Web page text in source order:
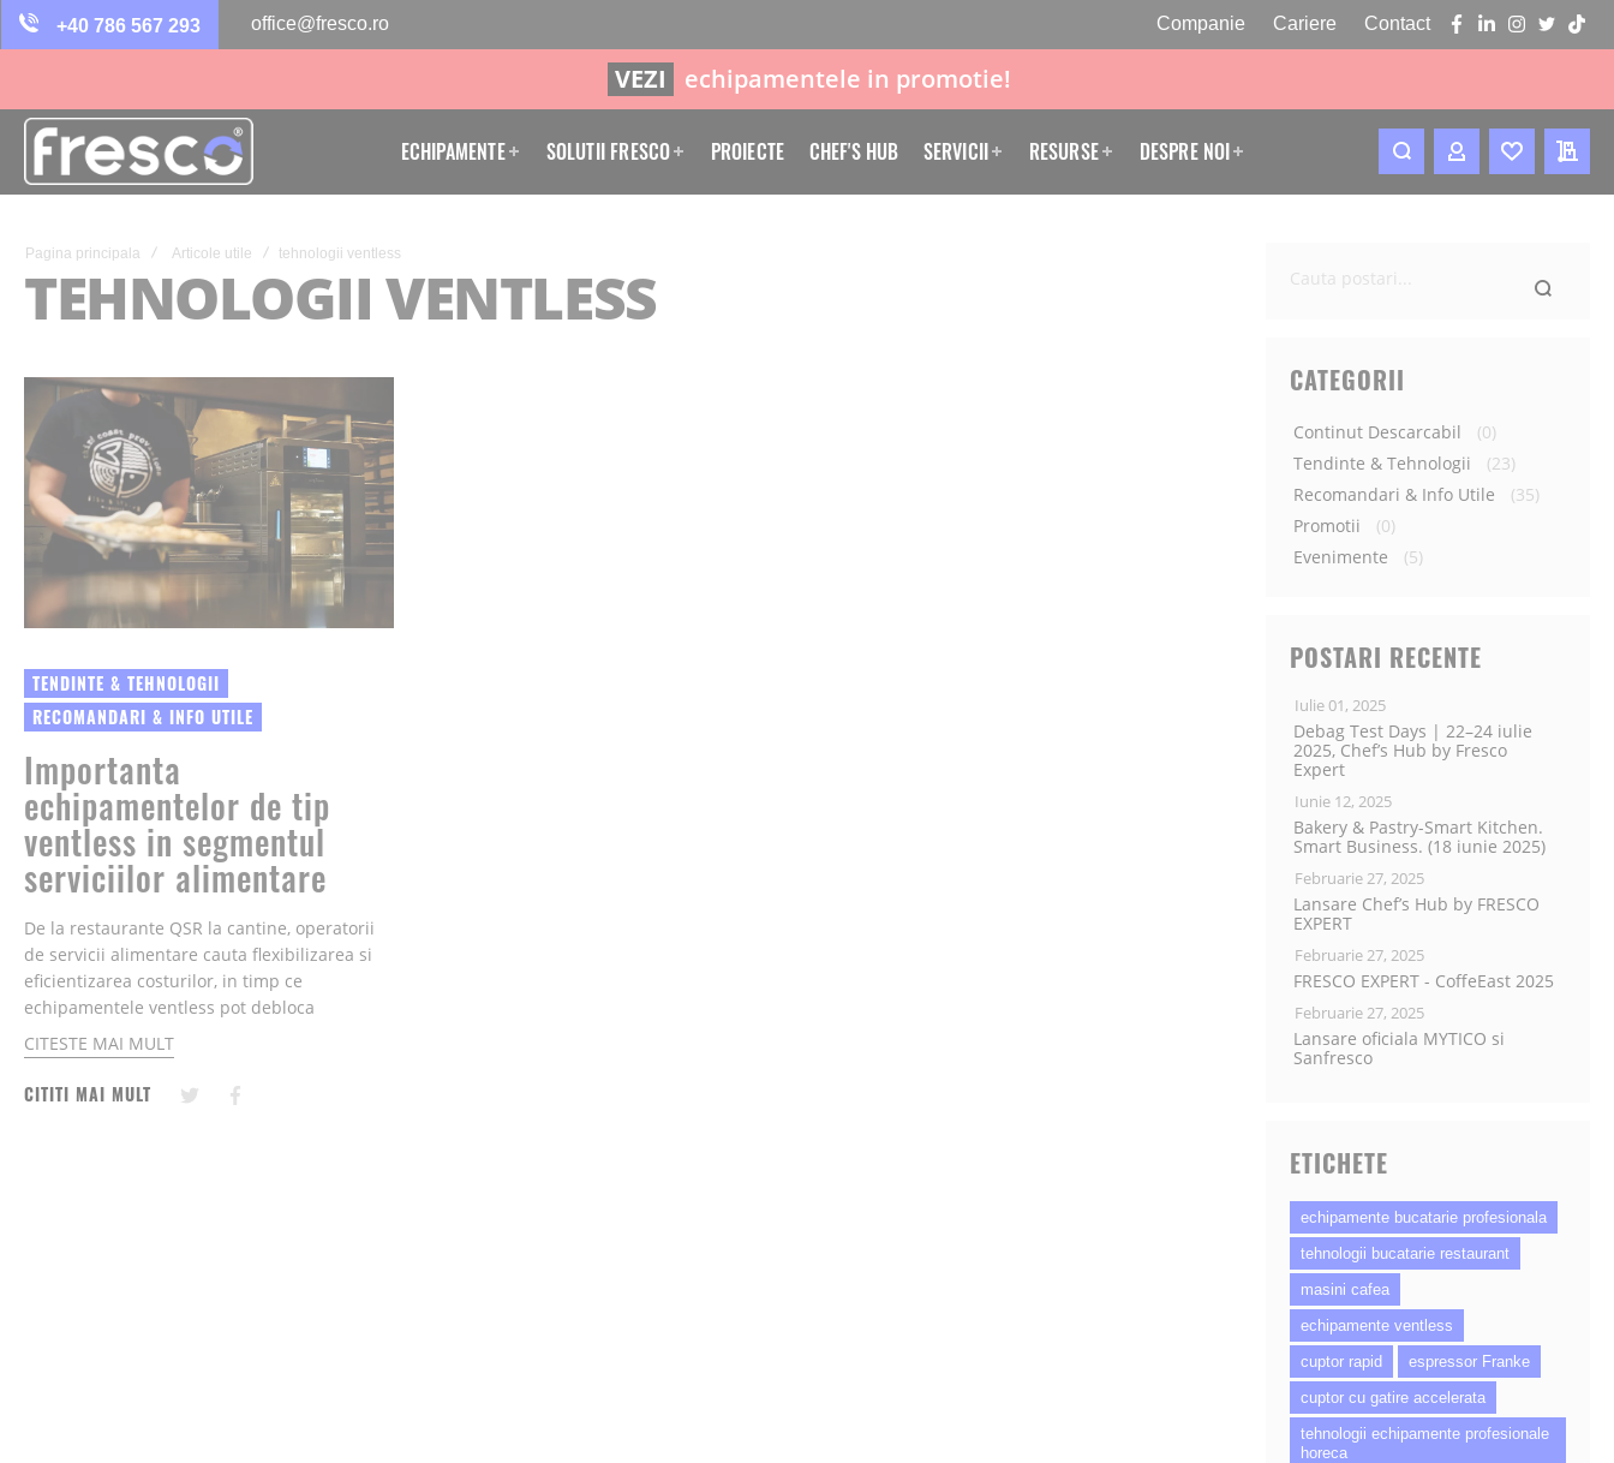
+40 786 567 293 office@fresco.ro Companie Cariere Contact
facebook
linkedin
instagram
twitter
VEZI echipamentele in promotie!
ECHIPAMENTE SOLUTII FRESCO PROIECTE CHEF'S HUB SERVICII RESURSE DESPRE NOI CONTUL MEUWISHLIST
Pagina principala Articole utile tehnologii ventless
TEHNOLOGII VENTLESS
TENDINTE & TEHNOLOGII
RECOMANDARI & INFO UTILE
Importanta
echipamentelor de tip
ventless in segmentul
serviciilor alimentare
De la restaurante QSR la cantine, operatorii
de servicii alimentare cauta flexibilizarea si
eficientizarea costurilor, in timp ce
echipamentele ventless pot debloca
potentialul de extindere si pot reduce
barierele operationale...
CITESTE MAI MULT
CITITI MAI MULT
Ce
CATEGORII
Continut Descarcabil
(0)
Tendinte & Tehnologii
(23)
Recomandari & Info Utile
(35)
Promotii
(0)
Evenimente
(5)
POSTARI RECENTE
Iulie 01, 2025
Debag Test Days | 22–24 iulie
2025, Chef’s Hub by Fresco
Expert
Iunie 12, 2025
Bakery & Pastry-Smart Kitchen.
Smart Business. (18 iunie 2025)
Februarie 27, 2025
Lansare Chef’s Hub by FRESCO
EXPERT
Februarie 27, 2025
FRESCO EXPERT - CoffeEast 2025
Februarie 27, 2025
Lansare oficiala MYTICO si
Sanfresco
ETICHETE
echipamente bucatarie profesionala
tehnologii bucatarie restaurant
masini cafea
echipamente ventless
cuptor rapid
espressor Franke
cuptor cu gatire accelerata
tehnologii echipamente profesionale
horeca